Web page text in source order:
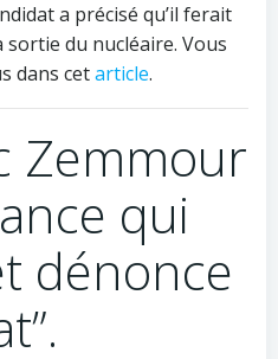
a précisé qu’il ferait
du nucléaire. Vous
dans cetarticle.
Zemmour
qui
dénonce